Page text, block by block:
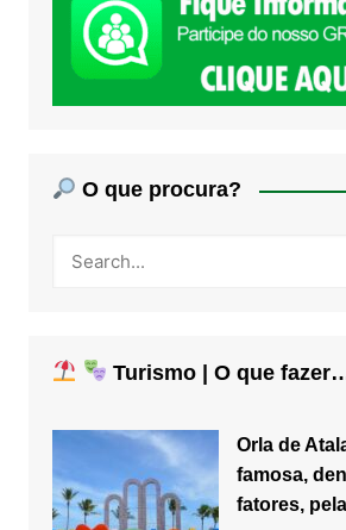
O que procura?
Turismo | O que
Orla de
famosa,
fatores,